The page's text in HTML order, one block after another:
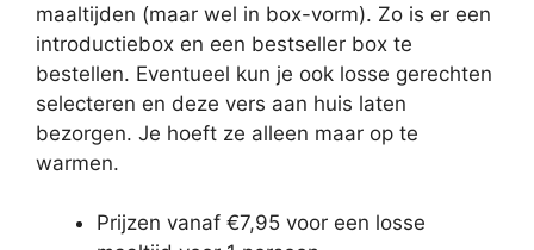
maaltijden (maar wel in box-vorm). Zo is er een
introductiebox en een bestseller box te
bestellen. Eventueel kun je ook losse gerechten
selecteren en deze vers aan huis laten
bezorgen. Je hoeft ze alleen maar op te
warmen.
Prijzen vanaf €7,95 voor een losse